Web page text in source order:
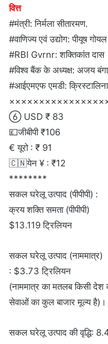
वित्त
#मंत्री: निर्मला सीतारमण.
#वाणिज्य एवं उद्योग: पीयूष गोयल
#RBI Gvrnr: शक्तिकांत दास
#विश्व बैंक के अध्यक्ष: अजय बंगा
#आईएमएफ एमडी: क्रिस्टालिना
 USD ₹ 83
💷जीबीपी ₹106
€ यूरो : ₹ 91
🇨🇳येन ¥ : ₹12
********
सकल घरेलू उत्पाद (पीपीपी) :
क्रय शक्ति समता (पीपीपी)
$13.119 ट्रिलियन
सकल घरेलू उत्पाद (नाममात्र)
: $3.73 ट्रिलियन
(नाममात्र का मतलब किसी देश
सेवाओं का कुल बाजार मूल्य है)।
सकल घरेलू उत्पाद की वृद्धि: